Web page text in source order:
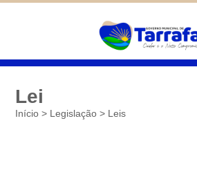
Lei
Início > Legislação > Leis
Diminuir
Padrão
Aumentar
associados ao site oferecido por
empresas e que não temos controle
informações coletadas. Neste site
o Google Analytics. Você pode obter
deles em